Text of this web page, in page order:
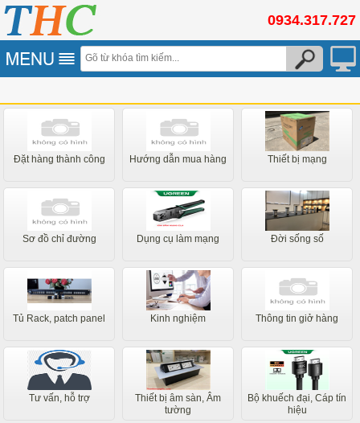
0934.317.727
Đặt hàng thành công Hướng dẫn mua hàng Thiết bị mạng
Sơ đồ chỉ đường Dụng cụ làm mạng Đời sống số
Tủ Rack, patch panel Kinh nghiệm Thông tin giở hàng
Tư vấn, hỗ trợ
Thiết bị âm sàn, Âm
tường
Bộ khuếch đại, Cáp tín
hiệu